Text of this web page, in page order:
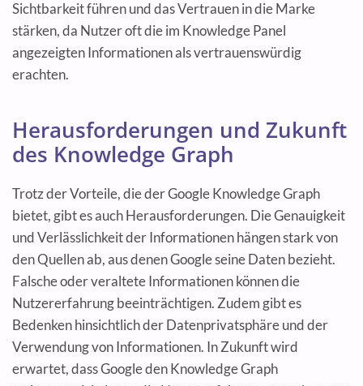
Sichtbarkeit führen und das Vertrauen in die Marke
stärken, da Nutzer oft die im Knowledge Panel
angezeigten Informationen als vertrauenswürdig
erachten.
Herausforderungen und Zukunft
des Knowledge Graph
Trotz der Vorteile, die der Google Knowledge Graph
bietet, gibt es auch Herausforderungen. Die Genauigkeit
und Verlässlichkeit der Informationen hängen stark von
den Quellen ab, aus denen Google seine Daten bezieht.
Falsche oder veraltete Informationen können die
Nutzererfahrung beeinträchtigen. Zudem gibt es
Bedenken hinsichtlich der Datenprivatsphäre und der
Verwendung von Informationen. In Zukunft wird
erwartet, dass Google den Knowledge Graph